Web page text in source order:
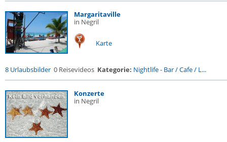
Margaritaville
in Negril
Karte
8 Urlaubsbilder 0 Reisevideos Kategorie: Nightlife- Bar / Cafe / L...
Konzerte
in Negril